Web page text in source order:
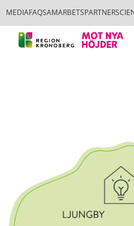
MEDIAFAQSAMARBETSPARTNER